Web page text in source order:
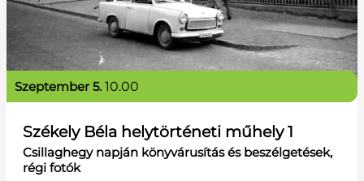
Székely Béla helytörténeti műhely 1
Csillaghegy napján könyvárusítás és beszélgetések,
régi fotók
szeptember 5. 10.00